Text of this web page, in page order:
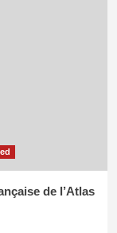
de l’Atlas